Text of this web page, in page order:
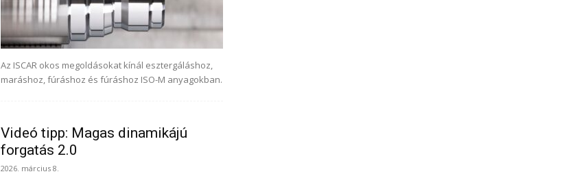
Az ISCAR okos megoldásokat kínál esztergáláshoz,
maráshoz, fúráshoz és fúráshoz ISO-M anyagokban.
Videó tipp: Magas dinamikájú
forgatás 2.0
2026. március 8.